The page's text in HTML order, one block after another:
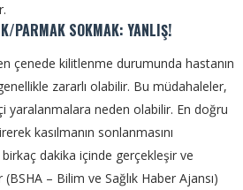
PARMAK SOKMAK: YANLIŞ!
çenede kilitlenme durumunda hastanın
zararlı olabilir. Bu müdahaleler,
yaralanmalara neden olabilir. En doğru
kasılmanın sonlanmasını
dakika içinde gerçekleşir ve
– Bilim ve Sağlık Haber Ajansı)